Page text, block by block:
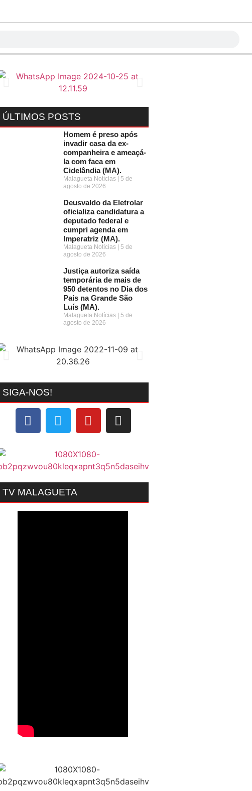
ÚLTIMOS POSTS
Homem é preso após
invadir casa da ex-
companheira e ameaçá-
la com faca em
Cidelândia (MA).
Malagueta Notícias
5 de
agosto de 2026
Deusvaldo da Eletrolar
oficializa candidatura a
deputado federal e
cumpri agenda em
Imperatriz (MA).
Malagueta Notícias
5 de
agosto de 2026
Justiça autoriza saída
temporária de mais de
950 detentos no Dia dos
Pais na Grande São
Luís (MA).
Malagueta Notícias
5 de
agosto de 2026
SIGA-NOS!
TV MALAGUETA